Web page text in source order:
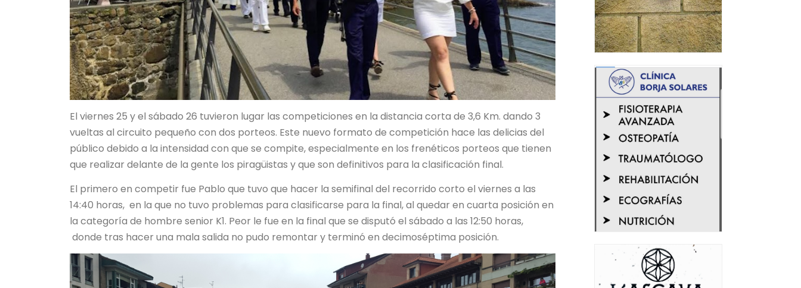
El viernes 25 y el sábado 26 tuvieron lugar las competiciones en la distancia corta de 3,6 Km. dando 3
vueltas al circuito pequeño con dos porteos. Este nuevo formato de competición hace las delicias del
público debido a la intensidad con que se compite, especialmente en los frenéticos porteos que tienen
que realizar delante de la gente los piragüistas y que son definitivos para la clasificación final.
El primero en competir fue Pablo que tuvo que hacer la semifinal del recorrido corto el viernes a las
14:40 horas, en la que no tuvo problemas para clasificarse para la final, al quedar en cuarta posición en
la categoría de hombre senior K1. Peor le fue en la final que se disputó el sábado a las 12:50 horas,
donde tras hacer una mala salida no pudo remontar y terminó en decimoséptima posición.